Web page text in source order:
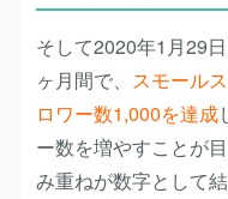
そして2020年1月29
ヶ月間で、 スモール
ロワー数1,000を達成
ー数を増やすことが
み重ねが数字として